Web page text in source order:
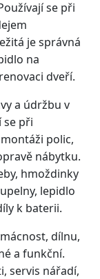
se při
je správná
na
dveří.
a údržbu v
se při
polic,
nábytku.
hmoždinky
lepidlo
k baterii.
dílnu,
a funkční.
servis nářadí,